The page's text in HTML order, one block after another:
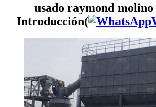
usado raymond
Introducción(